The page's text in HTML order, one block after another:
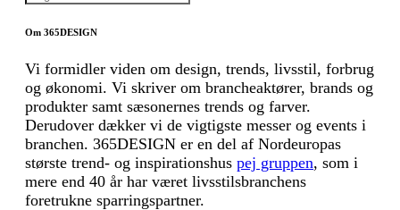
Om 365DESIGN
Vi formidler viden om design, trends, livsstil, forbrug
og økonomi. Vi skriver om brancheaktører, brands og
produkter samt sæsonernes trends og farver.
Derudover dækker vi de vigtigste messer og events i
branchen. 365DESIGN er en del af Nordeuropas
største trend- og inspirationshus pej gruppen, som i
mere end 40 år har været livsstilsbranchens
foretrukne sparringspartner.